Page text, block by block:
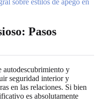
sobre estilos de apego en
Pasos
autodescubrimiento y
seguridad interior y
en las relaciones. Si bien
es absolutamente